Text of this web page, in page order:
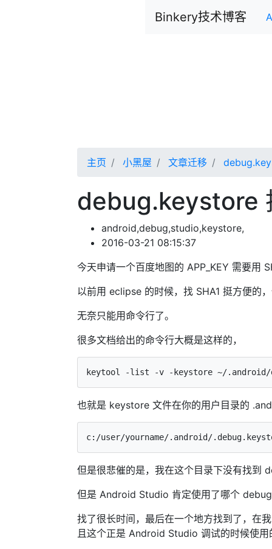
Binkery技术博客
主页 小黑屋 文章迁移
debug.keystore
android,debug,studio,keystore,
2016-03-21 08:15:37
今天申请一个百度地图的 APP_KEY 需要用
以前用 eclipse 的时候，找 SHA1 挺方便的
无奈只能用命令行了。
很多文档给出的命令行大概是这样的，
也就是 keystore 文件在你的用户目录的
但是很悲催的是，我在这个目录下没有找到
但是 Android Studio 肯定使用了哪个
找了很长时间，最后在一个地方找到了，
且这个正是 Android Studio 调试的时候使